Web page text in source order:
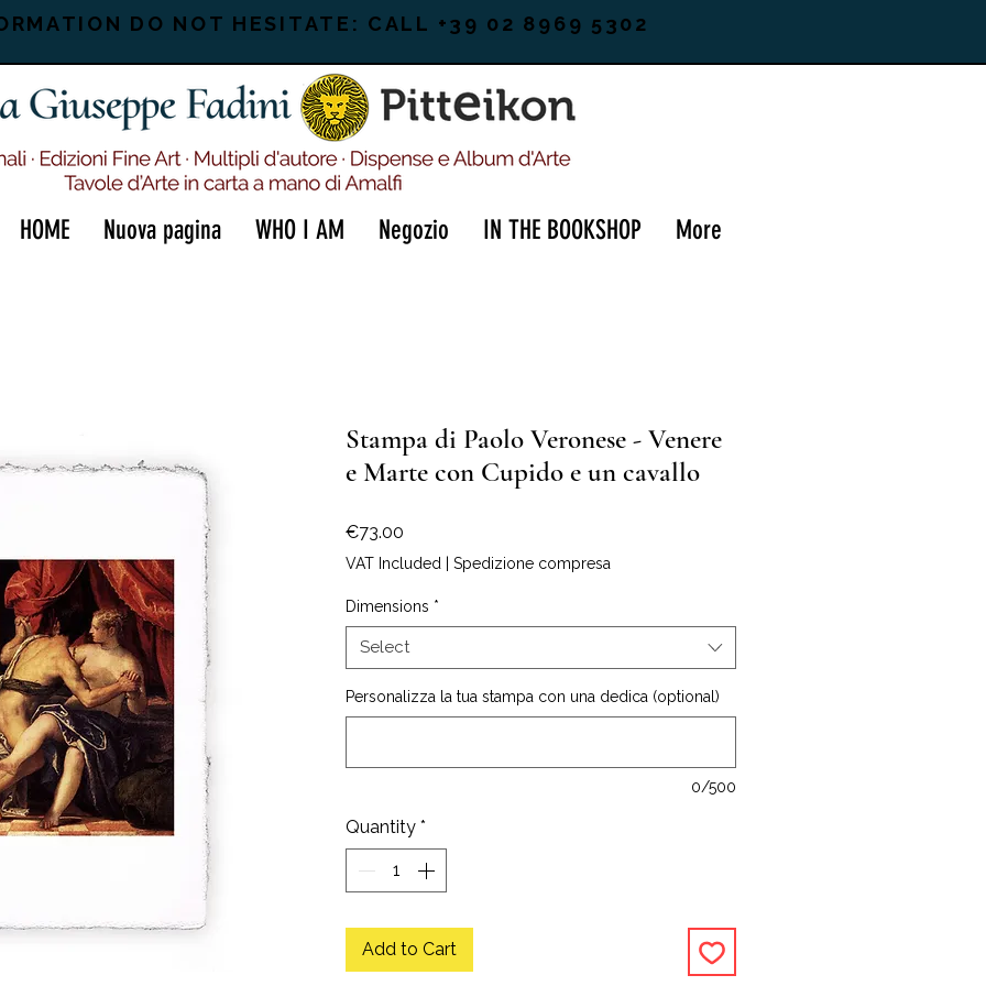
DO NOT HESITATE: CALL +39 02 8969 5302
HOME Nuova pagina WHO I AM Negozio IN THE BOOKSHOP More
Stampa di Paolo Veronese - Venere
e Marte con Cupido e un cavallo
€73.00
VAT Included Spedizione compresa
Dimensions *
Select
Personalizza la tua stampa con una dedica (optional)
0/500
Quantity *
Add to Cart